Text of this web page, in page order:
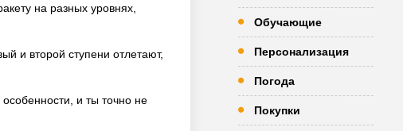
на разных уровнях,
и второй ступени отлетают,
и ты точно не
Обучающие
Персонализация
Погода
Покупки